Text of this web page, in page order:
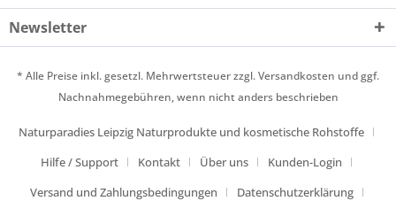
Newsletter
* Alle Preise inkl. gesetzl. Mehrwertsteuer zzgl.Versandkosten und ggf.
Nachnahmegebühren, wenn nicht anders beschrieben
Naturparadies Leipzig Naturprodukte und kosmetische Rohstoffe
Hilfe / Support
Kontakt Über uns
Kunden-Login
Versand und Zahlungsbedingungen
Datenschutzerklärung